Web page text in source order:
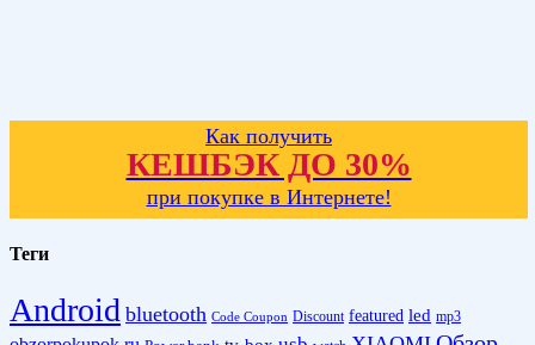
Как получить
КЕШБЭК ДО 30%
при покупке в Интернете!
Теги
Android bluetooth Code Coupon Discount featured led mp3